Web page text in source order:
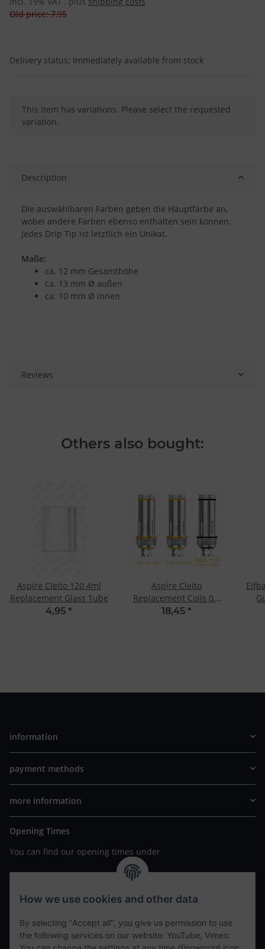
Old price: 7,95
Delivery status: Immediately available from stock
x
This item has variations. Please select the requested
variation.
Description
Die auswählbaren Farben geben die Hauptfarbe an,
wobei andere Farben ebenso enthalten sein können.
Jedes Drip Tip ist letztlich ein Unikat.
Maße:
ca. 12 mm Gesamthöhe
ca. 13 mm Ø außen
ca. 10 mm Ø innen
Reviews
Others also bought:
Aspire Cleito 120 4ml
Replacement Glass Tube
4,95 *
Aspire Cleito
Replacement Coils 0.2
Ohm Dual Clapton
18,45 *
information
payment methods
more information
Opening Times
You can find our opening times under
https://www.wannavapor.de/Filialen
your personal site
contact details
How we use cookies and other data
By selecting "Accept all", you give us permission to use
the following services on our website: YouTube, Vimeo.